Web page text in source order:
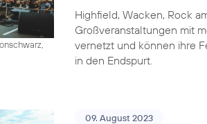
Highfield, Wacken, Rock
Großveranstaltungen mit
vernetzt und können ihre
in den Endspurt.
09. August 2023